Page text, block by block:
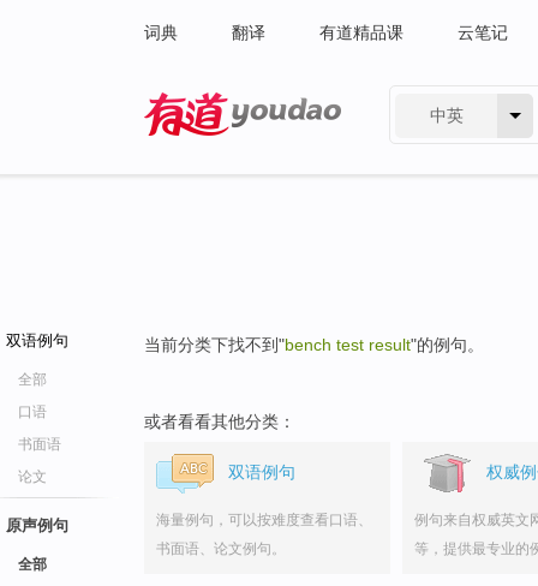
词典 翻译 有道精品课 云笔记
中英
双语例句
全部
口语
书面语
论文
原声例句
全部
当前分类下找不到"bench test result"的例句。
或者看看其他分类：
双语例句
海量例句，可以按难度查看口语、
书面语、论文例句。
权威
例句来自权威英文
等，提供最专业的